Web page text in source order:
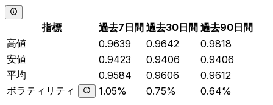
指標 過去7日間 過去30日間 過去90日間
高値
0.9639 0.9642
0.9818
安値
0.9423 0.9406
0.9406
平均
0.9584 0.9606
0.9612
ボラティリティ
1.05% 0.75% 0.64%